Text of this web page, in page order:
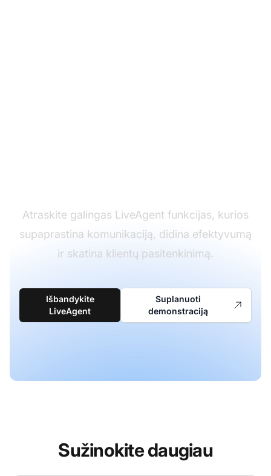
Atraskite galingas LiveAgent funkcijas, kurios
supaprastina komunikaciją, didina efektyvumą
ir skatina klientų pasitenkinimą.
Išbandykite
LiveAgent
Suplanuoti
demonstraciją
Sužinokite daugiau